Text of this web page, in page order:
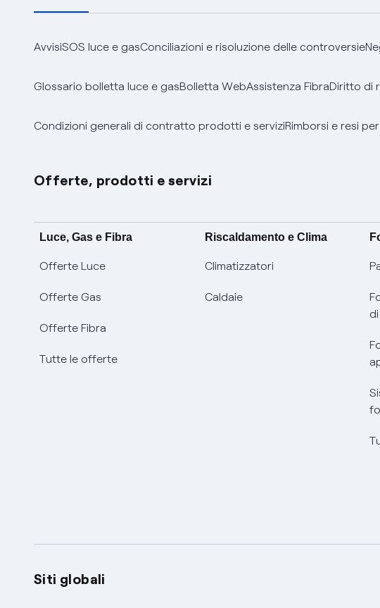
AvvisiSOS luce e gasConciliazioni e risoluzione delle controversie
Glossario bolletta luce e gasBolletta WebAssistenza FibraDiritto di
Condizioni generali di contratto prodotti e serviziRimborsi e resi
Offerte, prodotti e servizi
Luce, Gas e Fibra
Offerte Luce
Offerte Gas
Offerte Fibra
Tutte le offerte
Riscaldamento e Clima
Climatizzatori
Caldaie
Siti globali